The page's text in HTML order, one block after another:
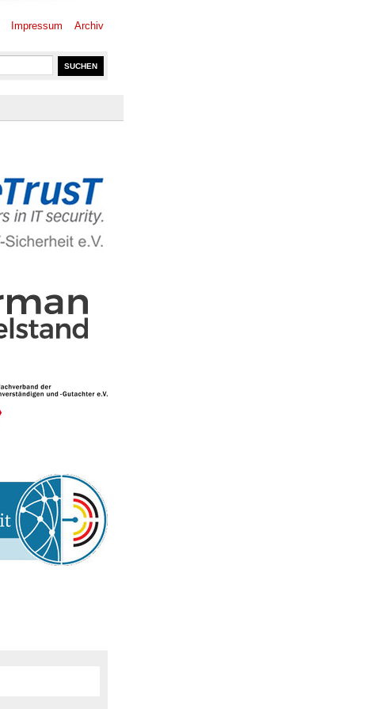
Impressum Archiv